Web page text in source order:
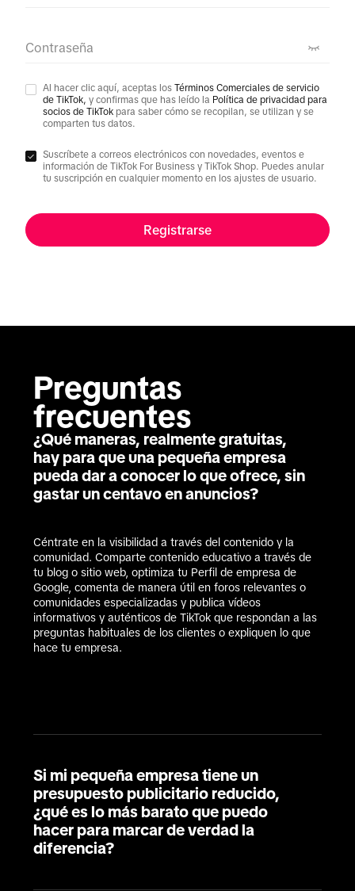
Contraseña
Al hacer clic aquí, aceptas los Términos Comerciales de servicio
de TikTok, y confirmas que has leído la Política de privacidad para
socios de TikTok para saber cómo se recopilan, se utilizan y se
comparten tus datos.
Suscríbete a correos electrónicos con novedades, eventos e
información de TikTok For Business y TikTok Shop. Puedes anular
tu suscripción en cualquier momento en los ajustes de usuario.
Registrarse
Preguntas
frecuentes
¿Qué maneras, realmente gratuitas,
hay para que una pequeña empresa
pueda dar a conocer lo que ofrece, sin
gastar un centavo en anuncios?
Céntrate en la visibilidad a través del contenido y la
comunidad. Comparte contenido educativo a través de
tu blog o sitio web, optimiza tu Perfil de empresa de
Google, comenta de manera útil en foros relevantes o
comunidades especializadas y publica vídeos
informativos y auténticos de TikTok que respondan a las
preguntas habituales de los clientes o expliquen lo que
hace tu empresa.
Si mi pequeña empresa tiene un
presupuesto publicitario reducido,
¿qué es lo más barato que puedo
hacer para marcar de verdad la
diferencia?